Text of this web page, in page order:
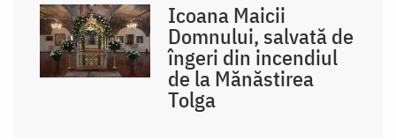
Icoana Maicii
Domnului, salvată de
îngeri din incendiul
de la Mănăstirea
Tolga